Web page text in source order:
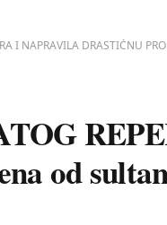
I NAPRAVILA DRASTIČNU
od